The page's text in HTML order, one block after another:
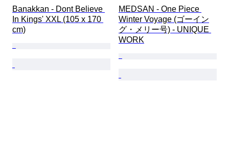
Banakkan - Dont Believe
In Kings' XXL (105 x 170
cm)
MEDSAN - One Piece
Winter Voyage (ゴーイン
グ・メリー号) - UNIQUE
WORK